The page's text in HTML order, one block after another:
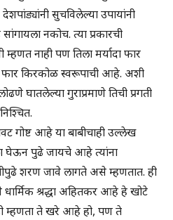
सुचविलेल्या उपायांनी
नकोच. त्या प्रकारची
नाही पण तिला मर्यादा फार
किरकोळ स्वरूपाची आहे. अशी
घातलेल्या गुराप्रमाणे तिची प्रगती
गोष्ट आहे या बाबीचाही उल्लेख
घेऊन पुढे जायचे आहे त्यांना
शरण जावे लागते असे म्हणतात. ही
श्रद्धा अहितकर आहे हे खोटे
म्हणता ते खरे आहे हो, पण ते